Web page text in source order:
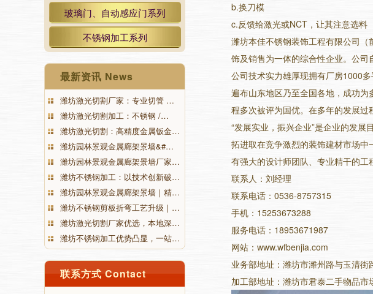
玻璃门、自动感应门系列
不锈钢加工系列
最新资讯 News
潍坊激光切割厂家：专业切管 …
潍坊激光切割加工：不锈钢 /…
潍坊激光切割：高精度金属钣金…
潍坊园林景观金属廊架景墙&#…
潍坊园林景观金属廊架景墙厂家…
潍坊不锈钢加工：以技术创新破…
潍坊园林景观金属廊架景墙｜精…
潍坊不锈钢剪板折弯工艺升级｜…
潍坊激光切割厂家优选，本地深…
潍坊不锈钢加工优势凸显，一站…
联系方式 Contact
b.换刀模
c.反馈给激光或NCT，让其注意选料
潍坊本佳不锈钢装饰工程有限公司
饰及销售为一体的综合性企业。公司
公司技术实力雄厚现拥有厂房1000
遍布山东地区乃至全国各地，成功
程多次被评为国优。在多年的发展过
“发展实业，振兴企业”是企业的发
拓进取在竞争激烈的装饰建材市场
有强大的设计师团队、专业精干的工
联系人：刘经理
联系电话：0536-8757315
手机：15253673288
服务电话：18953671987
网站：www.wfbenjia.com
业务部地址：潍坊市潍州路与玉清街
加工部地址：潍坊市君泰二手物品市